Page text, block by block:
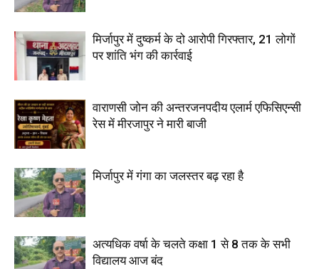
मिर्जापुर में दुष्कर्म के दो आरोपी गिरफ्तार, 21 लोगों
पर शांति भंग की कार्रवाई
वाराणसी जोन की अन्तरजनपदीय एलार्म एफिसिएन्सी
रेस में मीरजापुर ने मारी बाजी
मिर्जापुर में गंगा का जलस्तर बढ़ रहा है
अत्यधिक वर्षा के चलते कक्षा 1 से 8 तक के सभी
विद्यालय आज बंद